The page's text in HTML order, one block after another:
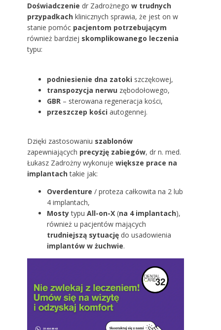
Doświadczenie dr Zadrożnego w trudnych
przypadkachklinicznych sprawia, że jest on w
stanie pomóc pacjentom potrzebującym
również bardziej skomplikowanego leczenia
typu:
podniesienie dna zatokiszczękowej,
transpozycja nerwuzębodołowego,
GBR– sterowana regeneracja kości,
przeszczep kościautogennej.
Dzięki zastosowaniu szablonów
zapewniających precyzję zabiegów, dr n. med.
Łukasz Zadrożny wykonuje większe prace na
implantachtakie jak:
Overdenture / proteza całkowita na 2 lub
4 implantach,
Mostytypu All-on-X(na 4 implantach),
również u pacjentów mających
trudniejszą sytuacjędo usadowienia
implantów w żuchwie.